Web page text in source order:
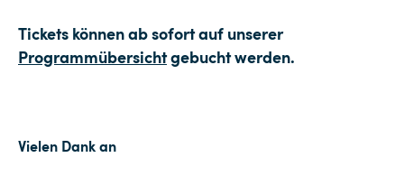
Tickets können ab sofort auf unserer
Programmübersichtgebucht werden.
Vielen Dank an